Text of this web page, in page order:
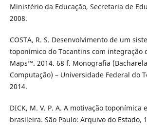
Ministério da Educação, Secretaria de
2008.
COSTA, R. S. Desenvolvimento de um
toponímico do Tocantins com integração
Maps™. 2014. 68 f. Monografia
Computação) – Universidade Federal do
2014.
DICK, M. V. P. A. A motivação toponímica
brasileira. São Paulo: Arquivo do Estado,